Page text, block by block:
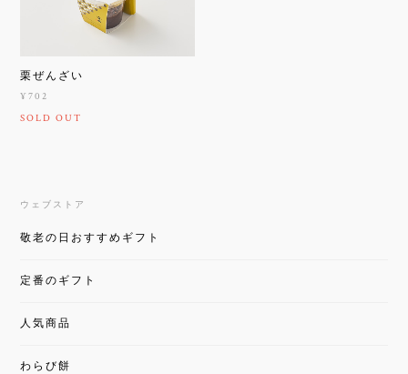
栗ぜんざい
¥702
SOLD OUT
ウェブストア
敬老の日おすすめギフト
定番のギフト
人気商品
わらび餅